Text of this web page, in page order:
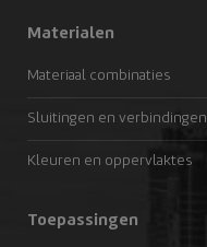
Materialen
Materiaal combinaties
Sluitingen en verbindingen
Kleuren en oppervlaktes
Toepassingen